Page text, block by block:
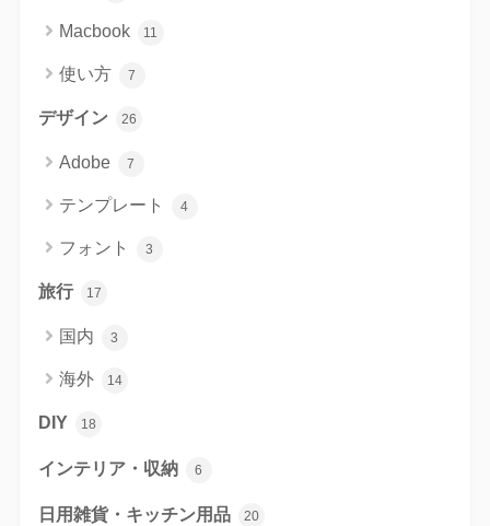
Macbook 11
使い方 7
デザイン 26
Adobe 7
テンプレート 4
フォント 3
旅行 17
国内 3
海外 14
DIY 18
インテリア・収納 6
日用雑貨・キッチン用品 20